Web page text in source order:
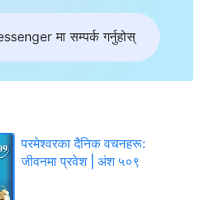
मा सम्पर्क गर्नुहोस्
परमेश्‍वरका दैनिक वचनहरू:
जीवनमा प्रवेश | अंश ५०९